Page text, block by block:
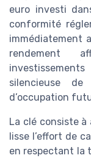
euro investi
conformité
immédiatement
rendement
silencieuse
d’occupation
La clé consiste
lisse l’effort de
en respectant la